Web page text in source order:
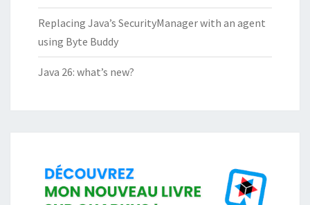
Replacing Java’s SecurityManager with an agent
using Byte Buddy
Java 26: what’s new?